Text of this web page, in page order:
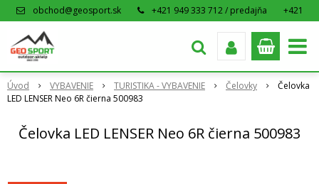
obchod@geosport.sk +421 949 333 712 / predajňa
+421
Úvod VYBAVENIE TURISTIKA - VYBAVENIE Čelovky
Čelovka
LED LENSER Neo 6R čierna 500983
Čelovka LED LENSER Neo 6R čierna 500983